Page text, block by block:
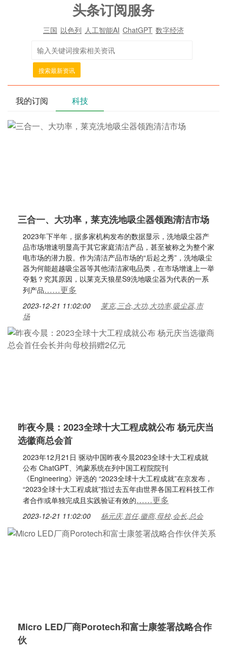
头条订阅服务
三国 以色列 人工智能AI ChatGPT 数字经济
搜索最新资讯
我的订阅 科技
三合一、大功率，莱克洗地吸尘器领跑清洁市场
2023年下半年，据多家机构发布的数据显示，洗地吸尘器产
品市场增速明显高于其它家庭清洁产品，甚至被称之为整个家
电市场的潜力股。作为清洁产品市场的“后起之秀”，洗地吸尘
器为何能超越吸尘器等其他清洁家电品类，在市场增速上一举
夺魁？究其原因，以莱克天狼星S9洗地吸尘器为代表的一系
列产品……更多
2023-12-21 11:02:00
莱克,三合,大功,大功率,吸尘器,市
场
昨夜今晨：2023全球十大工程成就公布 杨元庆当
选徽商总会首
2023年12月21日 驱动中国昨夜今晨2023全球十大工程成就
公布 ChatGPT、鸿蒙系统在列中国工程院院刊
《Engineering》评选的 “2023全球十大工程成就”在京发布，
“2023全球十大工程成就”指过去五年由世界各国工程科技工作
者合作或单独完成且实践验证有效的……更多
2023-12-21 11:02:00 杨元庆,首任,徽商,母校,会长,总会
Micro LED厂商Porotech和富士康签署战略合作
伙